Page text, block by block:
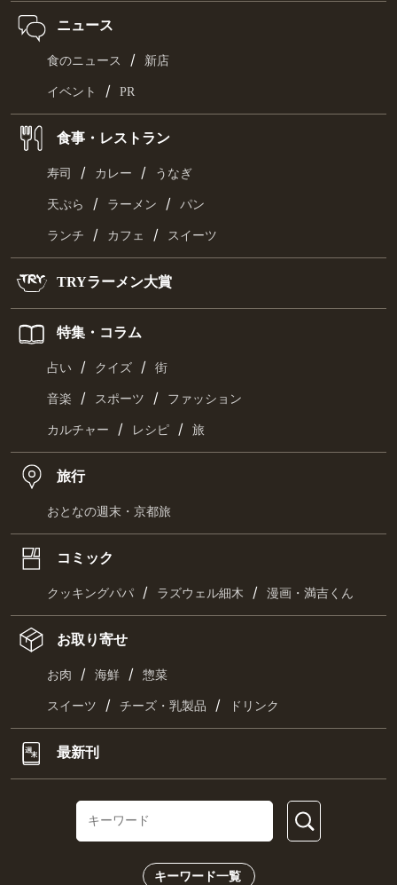
ニュース
食のニュース / 新店
イベント / PR
食事・レストラン
寿司 / カレー / うなぎ
天ぷら / ラーメン / パン
ランチ / カフェ / スイーツ
TRYラーメン大賞
特集・コラム
占い / クイズ / 街
音楽 / スポーツ / ファッション
カルチャー / レシピ / 旅
旅行
おとなの週末・京都旅
コミック
クッキングパパ / ラズウェル細木 / 漫画・満吉くん
お取り寄せ
お肉 / 海鮮 / 惣菜
スイーツ / チーズ・乳製品 / ドリンク
最新刊
キーワード一覧